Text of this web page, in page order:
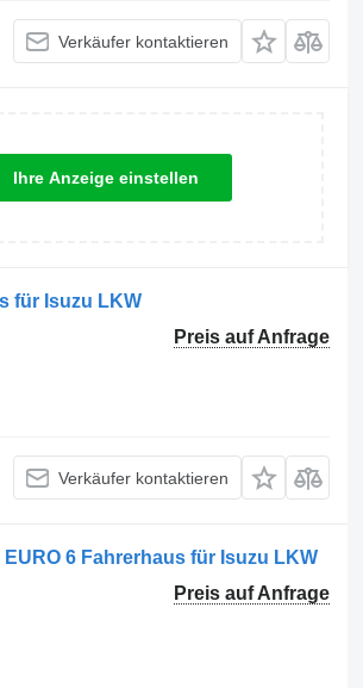
Verkäufer kontaktieren
Ihre Anzeige einstellen
für Isuzu LKW
Preis auf Anfrage
Verkäufer kontaktieren
EURO 6 Fahrerhaus für Isuzu LKW
Preis auf Anfrage